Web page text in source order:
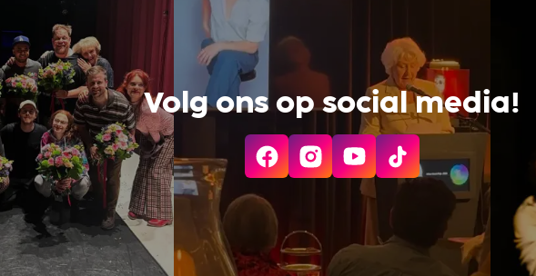
Volg ons op social media!